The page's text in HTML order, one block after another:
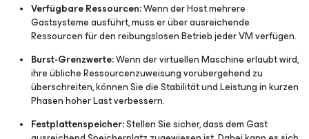
Verfügbare Ressourcen:Wenn der Host mehrere
Gastsysteme ausführt, muss er über ausreichende
Ressourcen für den reibungslosen Betrieb jeder VM verfügen.
Burst-Grenzwerte:Wenn der virtuellen Maschine erlaubt wird,
ihre übliche Ressourcenzuweisung vorübergehend zu
überschreiten, können Sie die Stabilität und Leistung in kurzen
Phasen hoher Last verbessern.
Festplattenspeicher:Stellen Sie sicher, dass dem Gast